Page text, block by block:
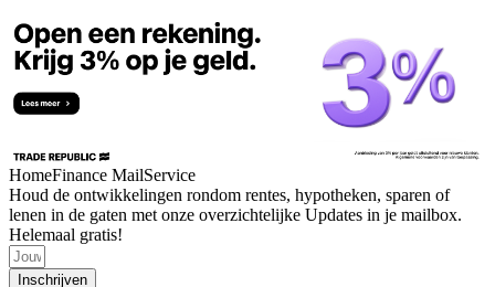
HomeFinance MailService
Houd de ontwikkelingen rondom rentes, hypotheken, sparen of
lenen in de gaten met onze overzichtelijke Updates in je mailbox.
Helemaal gratis!
Inschrijven